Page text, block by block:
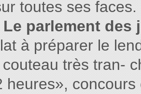
toutes ses
Le parlement des
à préparer le
très tran-
heures»,